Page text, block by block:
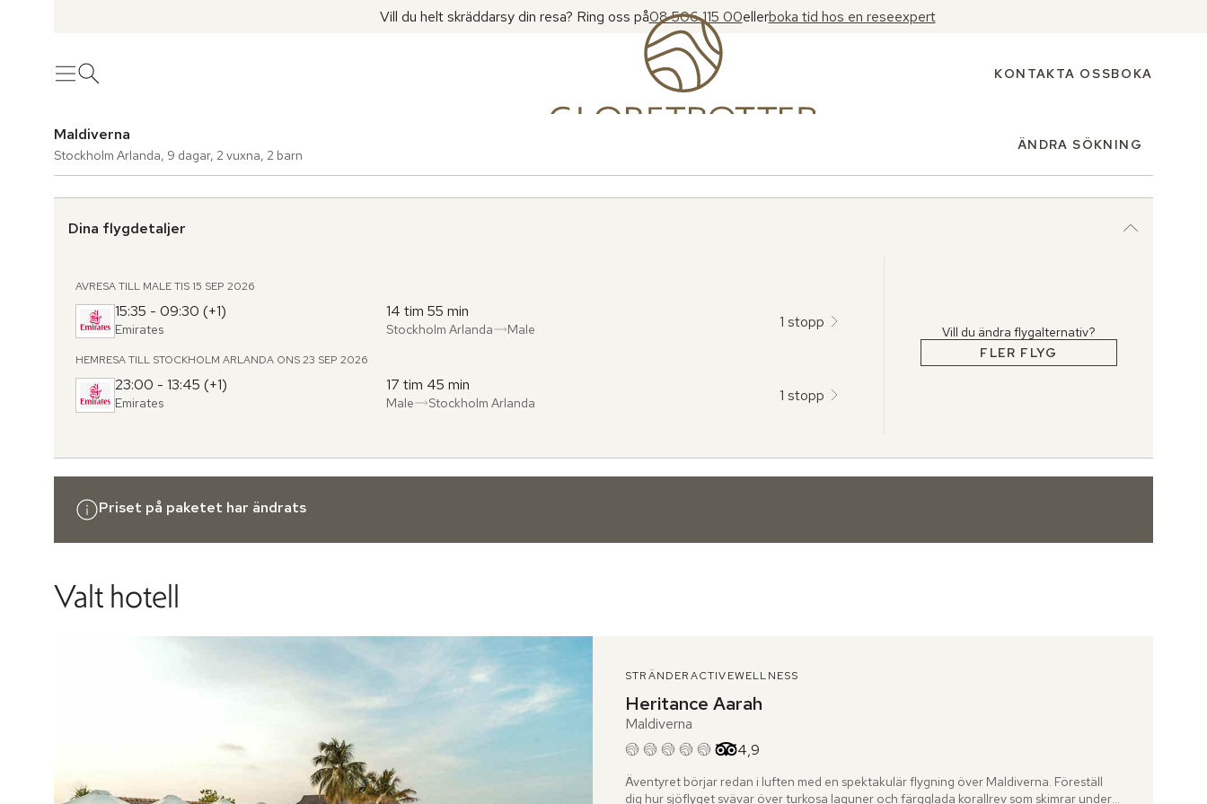
Vill du helt skräddarsy din resa? Ring oss på08 506 115 00ellerboka tid hos en reseexpert
MenyÖppna sök KONTAKTA OSSBOKA
Maldiverna
Stockholm Arlanda, 9 dagar, 2 vuxna, 2 barn
ÄNDRA SÖKNING
Dina flygdetaljer
AVRESA TILL MALETIS 15 SEP 2026
15:35 - 09:30 (+1)
Emirates
14 tim 55 min
Från:
Stockholm Arlanda
,till: Male 1 stopp
HEMRESA TILL STOCKHOLM ARLANDA ONS 23 SEP 2026
23:00 - 13:45 (+1)
Emirates
17 tim 45 min
Från:
Male
,till: Stockholm Arlanda 1 stopp
Vill du ändra flygalternativ?
FLER FLYG
Priset på paketet har ändrats
Valt hotell
STRÄNDERACTIVEWELLNESS
Heritance Aarah
Maldiverna
4,9
Betyg från Tripadvisor: 4.9 of 5
Äventyret börjar redan i luften med en spektakulär flygning över Maldiverna. Föreställ
dig hur sjöflyget svävar över turkosa laguner och färgglada korallrev som skimrar under